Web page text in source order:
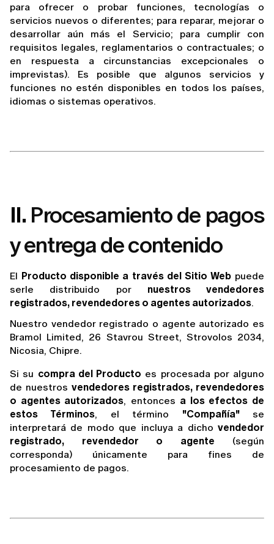
para ofrecer o probar funciones, tecnologías o
servicios nuevos o diferentes; para reparar, mejorar o
desarrollar aún más el Servicio; para cumplir con
requisitos legales, reglamentarios o contractuales; o
en respuesta a circunstancias excepcionales o
imprevistas). Es posible que algunos servicios y
funciones no estén disponibles en todos los países,
idiomas o sistemas operativos.
II. Procesamiento de pagos
y entrega de contenido
El Producto disponible a través del Sitio Web puede
serle distribuido por nuestros vendedores
registrados, revendedores o agentes autorizados.
Nuestro vendedor registrado o agente autorizado es
Bramol Limited, 26 Stavrou Street, Strovolos 2034,
Nicosia, Chipre.
Si su compra del Producto es procesada por alguno
de nuestros vendedores registrados, revendedores
o agentes autorizados, entonces a los efectos de
estos Términos, el término "Compañía" se
interpretará de modo que incluya a dicho vendedor
registrado, revendedor o agente (según
corresponda) únicamente para fines de
procesamiento de pagos.